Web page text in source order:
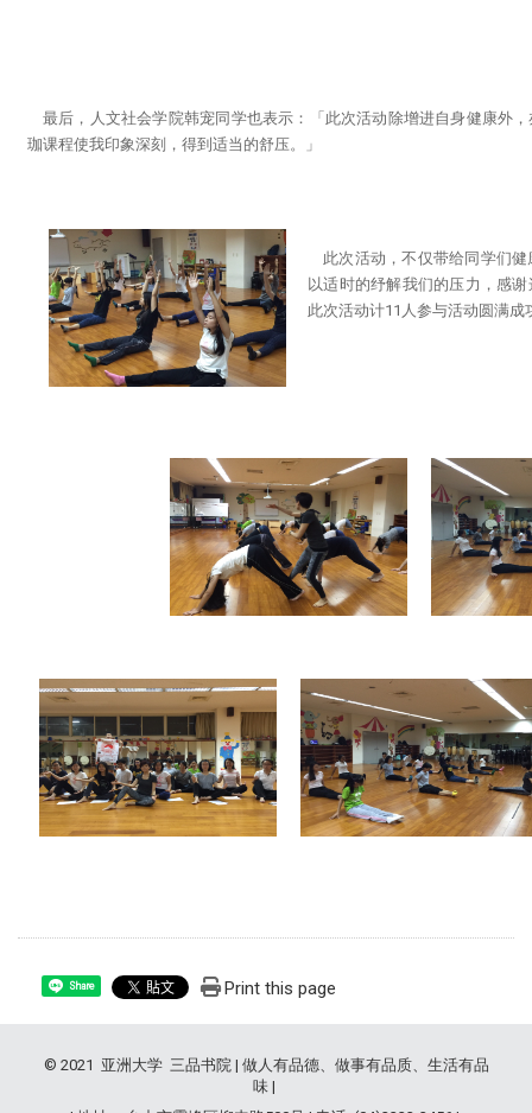
最后，人文社会学院韩宠同学也表示：「此次活动除增进自身健康外
珈课程使我印象深刻，得到适当的舒压。」
此次活动，不仅带给同学们
以适时的纾解我们的压力，感
此次活动计11人参与活动圆满成
Share Print this page
© 2021 亚洲大学 三品书院 | 做人有品德、做事有品质、生活有品
味 |